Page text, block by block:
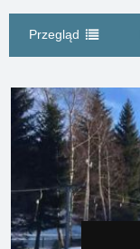
Przegląd